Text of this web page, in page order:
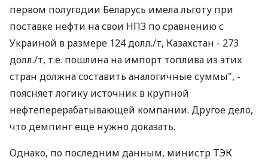
первом полугодии Беларусь имела льготу при
поставке нефти на свои НПЗ по сравнению с
Украиной в размере 124 долл./т, Казахстан - 273
долл./т, т.е. пошлина на импорт топлива из этих
стран должна составить аналогичные суммы", -
поясняет логику источник в крупной
нефтеперерабатывающей компании. Другое дело,
что демпинг еще нужно доказать.
Однако, по последним данным, министр ТЭК